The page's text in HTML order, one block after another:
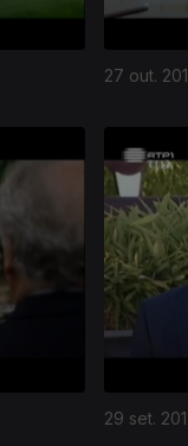
27 out.
29 set.